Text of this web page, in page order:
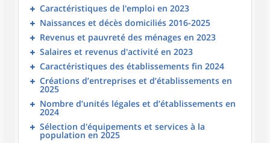
Caractéristiques de l'emploi en 2023
Naissances et décès domiciliés 2016-2025
Revenus et pauvreté des ménages en 2023
Salaires et revenus d'activité en 2023
Caractéristiques des établissements fin 2024
Créations d’entreprises et d’établissements en
2025
Nombre d’unités légales et d’établissements en
2024
Sélection d'équipements et services à la
population en 2025